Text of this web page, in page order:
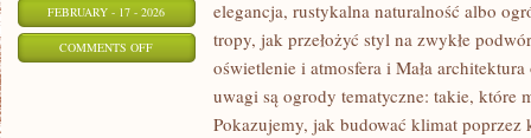
FEBRUARY - 17 - 2026
COMMENTS OFFON
elegancja, rustykalna naturalność albo
tropy, jak przełożyć styl na zwykłe
oświetlenie i atmosfera i Mała
uwagi są ogrody tematyczne: takie, które
Pokazujemy, jak budować klimat poprzez